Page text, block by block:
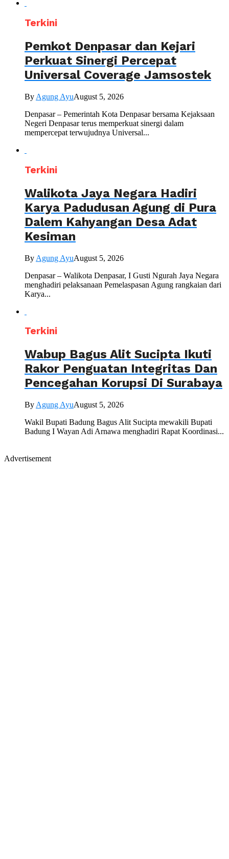
Terkini
Pemkot Denpasar dan Kejari
Perkuat Sinergi Percepat
Universal Coverage Jamsostek
By Agung AyuAugust 5, 2026
Denpasar – Pemerintah Kota Denpasar bersama Kejaksaan
Negeri Denpasar terus memperkuat sinergi dalam
mempercepat terwujudnya Universal...
Terkini
Walikota Jaya Negara Hadiri
Karya Padudusan Agung di Pura
Dalem Kahyangan Desa Adat
Kesiman
By Agung AyuAugust 5, 2026
Denpasar – Walikota Denpasar, I Gusti Ngurah Jaya Negara
menghadiri pelaksanaan Pemelaspasan Agung rangkaian dari
Karya...
Terkini
Wabup Bagus Alit Sucipta Ikuti
Rakor Penguatan Integritas Dan
Pencegahan Korupsi Di Surabaya
By Agung AyuAugust 5, 2026
Wakil Bupati Badung Bagus Alit Sucipta mewakili Bupati
Badung I Wayan Adi Arnawa menghadiri Rapat Koordinasi...
Advertisement